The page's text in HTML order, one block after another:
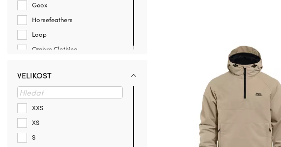
Geox
Horsefeathers
Loap
Ombre Clothing
VELIKOST
XXS
XS
S